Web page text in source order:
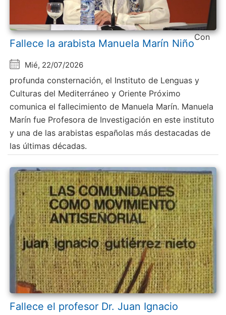
Fallece la arabista Manuela Marín Niño
Mié, 22/07/2026
Con
profunda consternación, el Instituto de Lenguas y
Culturas del Mediterráneo y Oriente Próximo
comunica el fallecimiento de Manuela Marín. Manuela
Marín fue Profesora de Investigación en este instituto
y una de las arabistas españolas más destacadas de
las últimas décadas.
Fallece el profesor Dr. Juan Ignacio